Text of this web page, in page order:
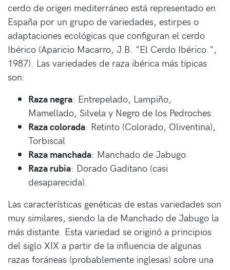
cerdo de origen mediterráneo está representado en
España por un grupo de variedades, estirpes o
adaptaciones ecológicas que configuran el cerdo
Ibérico (Aparicio Macarro, J.B. "El Cerdo Ibérico.",
1987). Las variedades de raza ibérica más típicas
son:
Raza negra: Entrepelado, Lampiño,
Mamellado, Silvela y Negro de los Pedroches
Raza colorada: Retinto (Colorado, Oliventina),
Torbiscal
Raza manchada: Manchado de Jabugo
Raza rubia: Dorado Gaditano (casi
desaparecida).
Las características genéticas de estas variedades son
muy similares, siendo la de Manchado de Jabugo la
más distante. Esta variedad se originó a principios
del siglo XIX a partir de la influencia de algunas
razas foráneas (probablemente inglesas) sobre una